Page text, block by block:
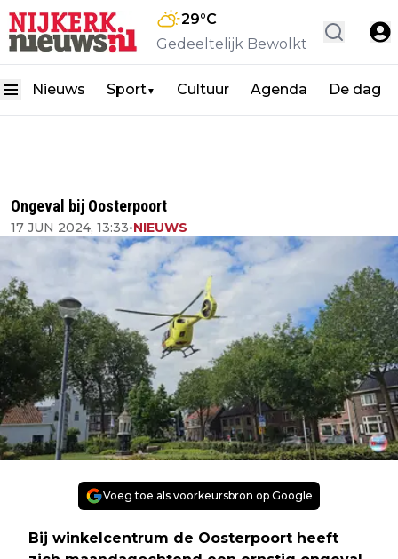
29°C
Gedeeltelijk Bewolkt
Nieuws Sport▼ Cultuur Agenda De dag
Ongeval bij Oosterpoort
17 JUN 2024, 13:33•NIEUWS
Voeg toe als voorkeursbron op Google
Bij winkelcentrum de Oosterpoort heeft